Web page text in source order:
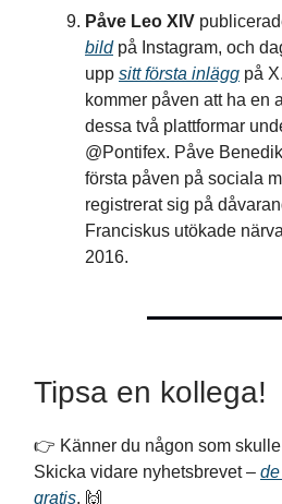
Påve Leo XIV
bildpå Instagram, och
upp sitt första inlägg på X.
kommer påven att ha en
dessa två plattformar
@Pontifex. Påve
första påven på sociala
registrerat sig på
Franciskus utökade
2016.
Tipsa en kollega!
👉 Känner du någon som
Skicka vidare nyhetsbrevet –
gratis. 🙌